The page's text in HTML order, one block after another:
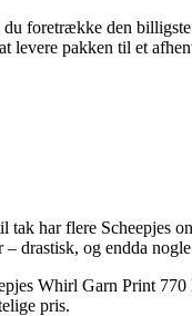
du foretrække den
levere pakken til et
har flere Scheepjes
drastisk, og endda
Whirl Garn Print
pris.